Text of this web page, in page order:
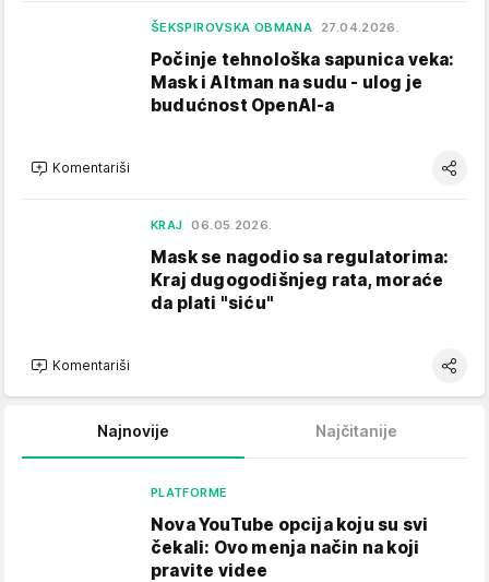
ŠEKSPIROVSKA OBMANA 27.04.2026.
Počinje tehnološka sapunica veka:
Mask i Altman na sudu - ulog je
budućnost OpenAI-a
Komentariši
KRAJ 06.05.2026.
Mask se nagodio sa regulatorima:
Kraj dugogodišnjeg rata, moraće
da plati "siću"
Komentariši
Najnovije Najčitanije
PLATFORME
Nova YouTube opcija koju su svi
čekali: Ovo menja način na koji
pravite videe